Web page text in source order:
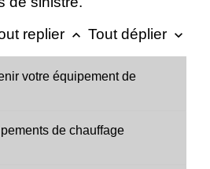
replier keyboard_arrow_up Tout déplier keyboard_arrow_down
votre équipement de
de chauffage